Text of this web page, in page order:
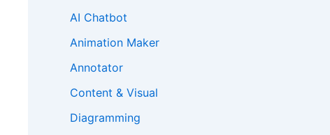
AI Chatbot
Animation Maker
Annotator
Content & Visual
Diagramming